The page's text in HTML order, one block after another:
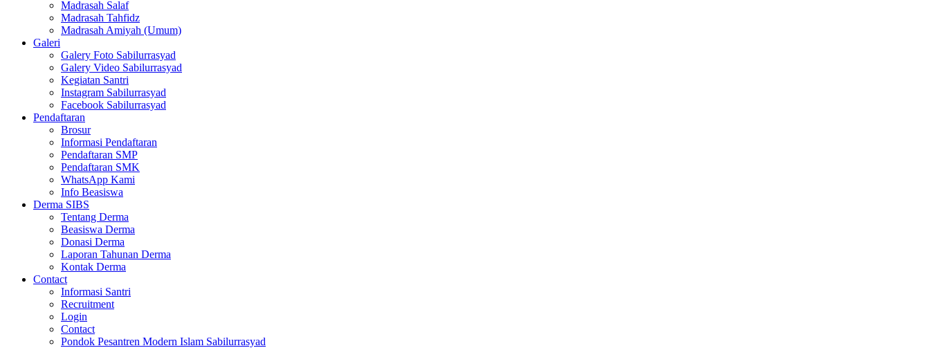
Madrasah Salaf
Madrasah Tahfidz
Madrasah Amiyah (Umum)
Galeri
Galery Foto Sabilurrasyad
Galery Video Sabilurrasyad
Kegiatan Santri
Instagram Sabilurrasyad
Facebook Sabilurrasyad
Pendaftaran
Brosur
Informasi Pendaftaran
Pendaftaran SMP
Pendaftaran SMK
WhatsApp Kami
Info Beasiswa
Derma SIBS
Tentang Derma
Beasiswa Derma
Donasi Derma
Laporan Tahunan Derma
Kontak Derma
Contact
Informasi Santri
Recruitment
Login
Contact
Pondok Pesantren Modern Islam Sabilurrasyad